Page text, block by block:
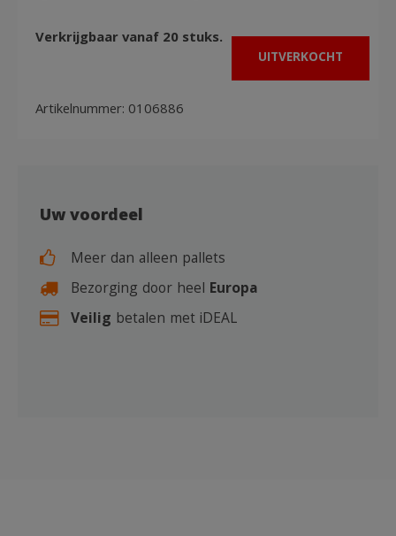
UITVERKOCHT
Verkrijgbaar vanaf 20 stuks.
Artikelnummer: 0106886
Uw voordeel
Meer dan alleen pallets
Bezorging door heel Europa
Veilig betalen met iDEAL